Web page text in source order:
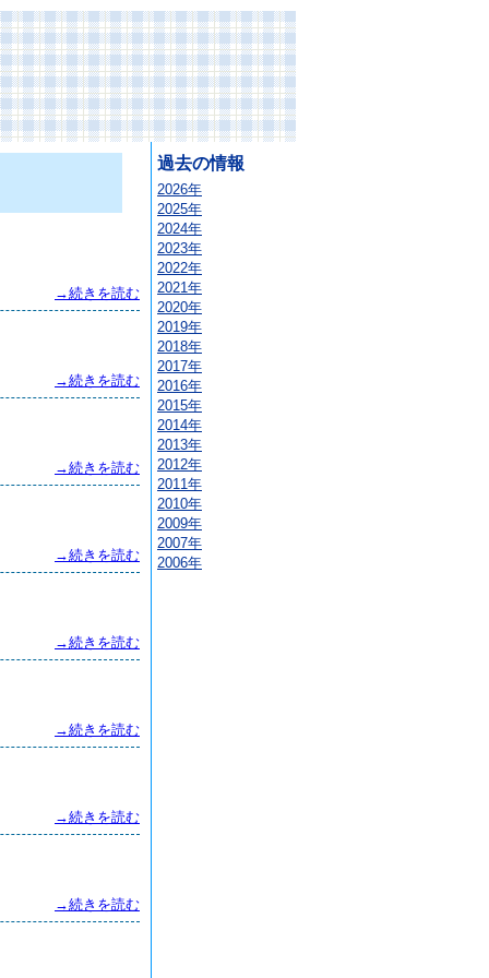
→続きを読む
→続きを読む
→続きを読む
→続きを読む
→続きを読む
→続きを読む
→続きを読む
→続きを読む
過去の情報
2026年
2025年
2024年
2023年
2022年
2021年
2020年
2019年
2018年
2017年
2016年
2015年
2014年
2013年
2012年
2011年
2010年
2009年
2007年
2006年